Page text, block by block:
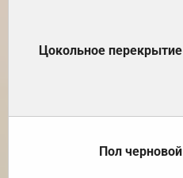
Цокольное перекрытие
Пол черновой